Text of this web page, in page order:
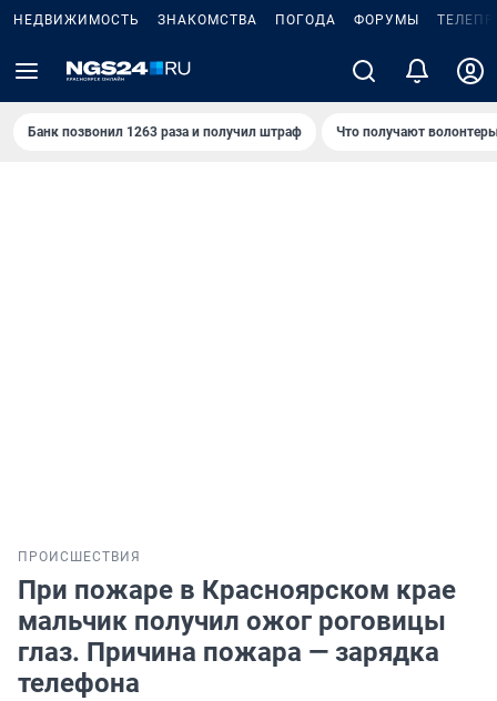
НЕДВИЖИМОСТЬ ЗНАКОМСТВА ПОГОДА ФОРУМЫ
Банк позвонил 1263 раза и получил штраф Что получают
ПРОИСШЕСТВИЯ
При пожаре в Красноярском крае
мальчик получил ожог роговицы
глаз. Причина пожара — зарядка
телефона